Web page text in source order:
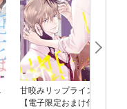
甘咬みリップライン
【電子限定おまけ付